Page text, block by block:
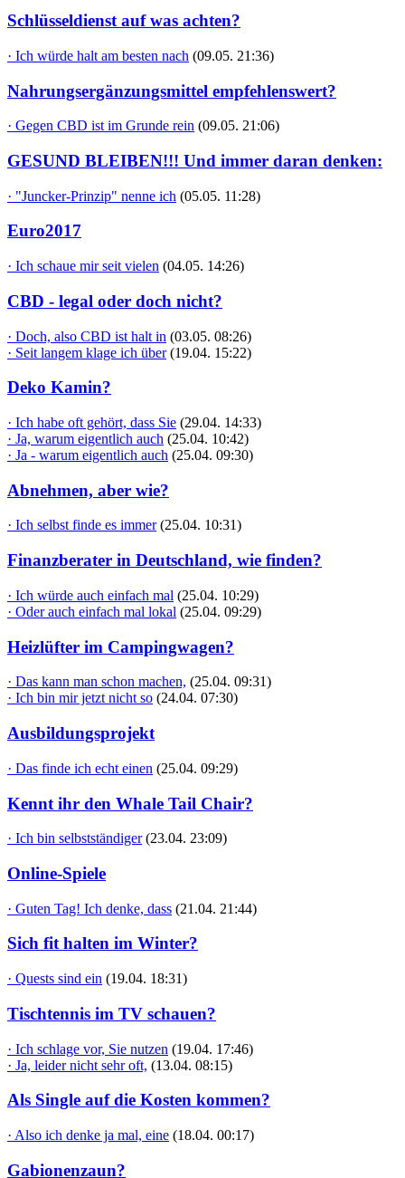
Schlüsseldienst auf was achten?
· Ich würde halt am besten nach (09.05. 21:36)
Nahrungsergänzungsmittel empfehlenswert?
· Gegen CBD ist im Grunde rein (09.05. 21:06)
GESUND BLEIBEN!!! Und immer daran denken:
· "Juncker-Prinzip" nenne ich (05.05. 11:28)
Euro2017
· Ich schaue mir seit vielen (04.05. 14:26)
CBD - legal oder doch nicht?
· Doch, also CBD ist halt in (03.05. 08:26)
· Seit langem klage ich über (19.04. 15:22)
Deko Kamin?
· Ich habe oft gehört, dass Sie (29.04. 14:33)
· Ja, warum eigentlich auch (25.04. 10:42)
· Ja - warum eigentlich auch (25.04. 09:30)
Abnehmen, aber wie?
· Ich selbst finde es immer (25.04. 10:31)
Finanzberater in Deutschland, wie finden?
· Ich würde auch einfach mal (25.04. 10:29)
· Oder auch einfach mal lokal (25.04. 09:29)
Heizlüfter im Campingwagen?
· Das kann man schon machen, (25.04. 09:31)
· Ich bin mir jetzt nicht so (24.04. 07:30)
Ausbildungsprojekt
· Das finde ich echt einen (25.04. 09:29)
Kennt ihr den Whale Tail Chair?
· Ich bin selbstständiger (23.04. 23:09)
Online-Spiele
· Guten Tag! Ich denke, dass (21.04. 21:44)
Sich fit halten im Winter?
· Quests sind ein (19.04. 18:31)
Tischtennis im TV schauen?
· Ich schlage vor, Sie nutzen (19.04. 17:46)
· Ja, leider nicht sehr oft, (13.04. 08:15)
Als Single auf die Kosten kommen?
· Also ich denke ja mal, eine (18.04. 00:17)
Gabionenzaun?